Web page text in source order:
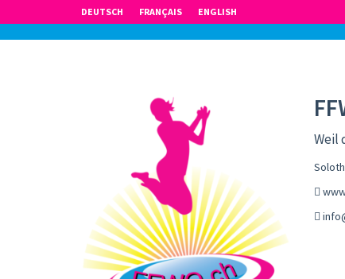
DEUTSCH FRANÇAIS ENGLISH
Weil